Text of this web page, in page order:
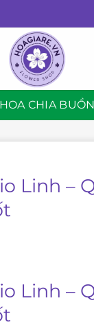
HOA CHIA BUỒN
Linh –
Linh –